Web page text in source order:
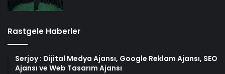
Rastgele Haberler
Serjoy : Dijital Medya Ajansı, Google Reklam Ajansı, SEO
Ajansı ve Web Tasarım Ajansı